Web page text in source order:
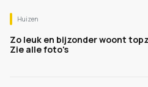
Huizen
Zo leuk en bijzonder woont
Zie alle foto's